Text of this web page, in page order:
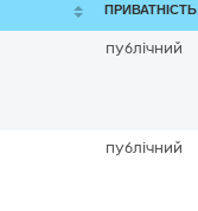
ПРИВАТНІСТЬ
публічний
публічний